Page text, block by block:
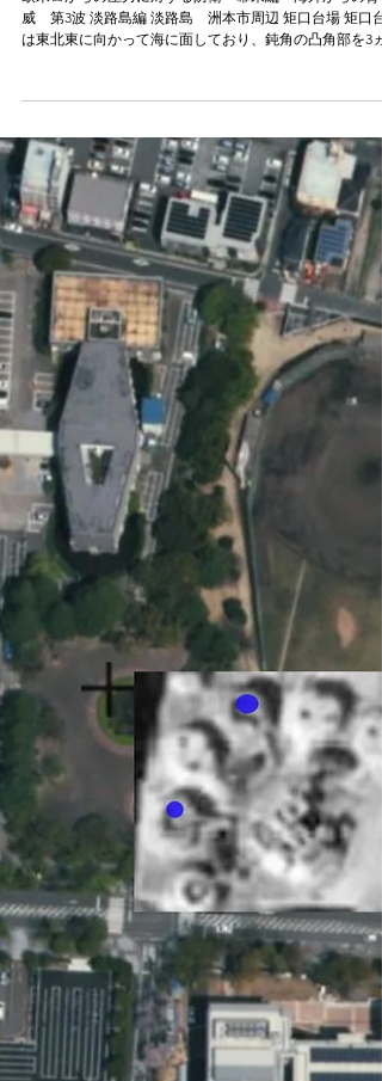
究─それらの遺構を探る 調査成
欧米ロからの圧力に対する防衛 幕末編 海外からの脅
は東北東に向かって海に面しており、鈍角の凸角部を3ヵ
砲座6個を有する砲台である。砲台部全面は石垣で、現在
民家の裏に当時のものが一部残っている。 参考文献（角
誠 2018 「淡路島における幕末海防築城」『幕末の大
湾と台場』戎光祥出版） 参考文献（角田誠 2018 「淡
島における幕末海防築城」『幕末の大阪湾と台場』戎光
出版） 国土地理院航空写真 矩口台場 「洲本御城下町絵
図」より 参考文献（角田誠 2018 「淡路島に
ける幕末海防築城」『幕末の大阪湾と台場』戎光祥出版
高崎台場 高崎台場は南北370ｍ、東西100ｍの規模である
後世の改変により中心部分は失われているが、北端部に
存する火薬庫の石垣と、外周の南部分残存する稜堡式築
砲特有の凸角部のある屈曲した石垣が確認できる。 参考
献（角田誠 2018 「淡路島における幕末海防築城」『
末の大阪湾と台場』戎光祥出版） 高崎台場位置図 兵庫県
育委員会 2013『兵庫県の